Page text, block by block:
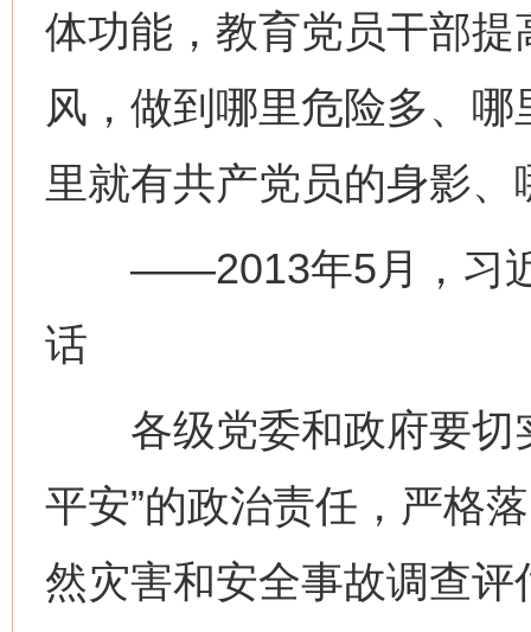
体功能，教育党员干部
风，做到哪里危险多、
里就有共产党员的身影
——2013年5月，习近
话
各级党委和政府要切
平安”的政治责任，严格
然灾害和安全事故调查